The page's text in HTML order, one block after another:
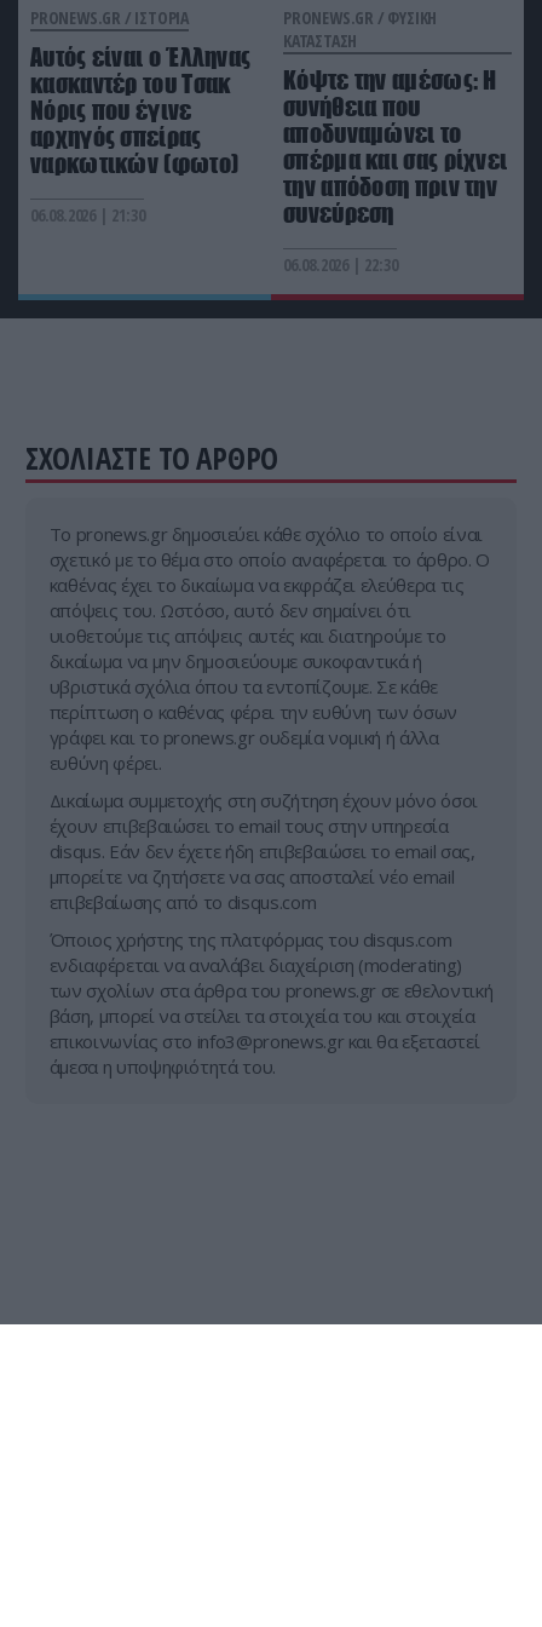
CELEBRITIES 08:29
Η Ιnfluencer Αναστασία Σουλιώτη εντοπίστηκε
με… δονητή εσωρούχου σε έλεγχο στο
αεροδρόμιο της Νάπολης
ΦΥΣΗ 08:21
Νέος ισχυρός σεισμός 5,8 Ρίχτερ στις Φιλιππίνες
PRONEWS.GR / ΙΣΤΟΡΙΑ
Αυτός είναι ο Έλληνας
κασκαντέρ του Τσακ
Νόρις που έγινε
αρχηγός σπείρας
ναρκωτικών (φωτο)
06.08.2026 | 21:30
PRONEWS.GR / ΦΥΣΙΚΗ
ΚΑΤΑΣΤΑΣΗ
Κόψτε την αμέσως: H
συνήθεια που
αποδυναμώνει το
σπέρμα και σας ρίχνει
την απόδοση πριν την
συνεύρεση
06.08.2026 | 22:30
ΣΧΟΛΙΑΣΤΕ ΤΟ ΑΡΘΡΟ
Tο pronews.gr δημοσιεύει κάθε σχόλιο το οποίο είναι
σχετικό με το θέμα στο οποίο αναφέρεται το άρθρο. Ο
καθένας έχει το δικαίωμα να εκφράζει ελεύθερα τις
απόψεις του. Ωστόσο, αυτό δεν σημαίνει ότι
υιοθετούμε τις απόψεις αυτές και διατηρούμε το
δικαίωμα να μην δημοσιεύουμε συκοφαντικά ή
υβριστικά σχόλια όπου τα εντοπίζουμε. Σε κάθε
περίπτωση ο καθένας φέρει την ευθύνη των όσων
γράφει και το pronews.gr ουδεμία νομική ή άλλα
ευθύνη φέρει.
Δικαίωμα συμμετοχής στη συζήτηση έχουν μόνο όσοι
έχουν επιβεβαιώσει το email τους στην υπηρεσία
disqus. Εάν δεν έχετε ήδη επιβεβαιώσει το email σας,
μπορείτε να ζητήσετε να σας αποσταλεί νέο email
επιβεβαίωσης από το disqus.com
Όποιος χρήστης της πλατφόρμας του disqus.com
ενδιαφέρεται να αναλάβει διαχείριση (moderating)
των σχολίων στα άρθρα του pronews.gr σε εθελοντική
βάση, μπορεί να στείλει τα στοιχεία του και στοιχεία
επικοινωνίας στο info3@pronews.gr και θα εξεταστεί
άμεσα η υποψηφιότητά του.